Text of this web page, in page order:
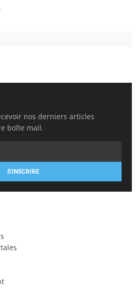
nos derniers articles
boîte mail.
S'INSCRIRE